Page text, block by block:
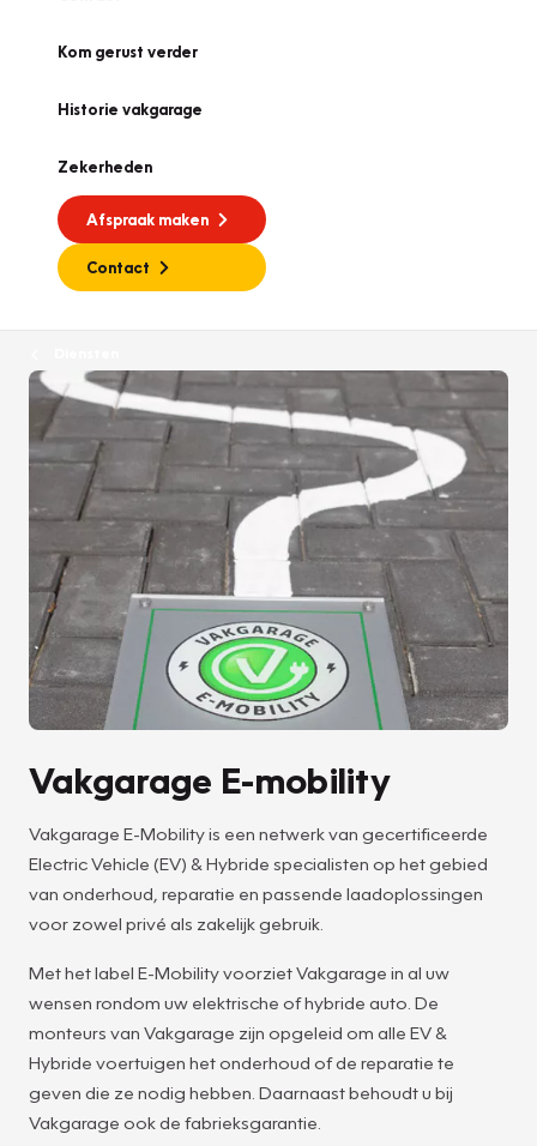
Kom gerust verder
Historie vakgarage
Zekerheden
Afspraak maken
Contact
Vakgarage E-mobility
Vakgarage E-Mobility is een netwerk van gecertificeerde
Electric Vehicle (EV) & Hybride specialisten op het gebied
van onderhoud, reparatie en passende laadoplossingen
voor zowel privé als zakelijk gebruik.
Met het label E-Mobility voorziet Vakgarage in al uw
wensen rondom uw elektrische of hybride auto. De
monteurs van Vakgarage zijn opgeleid om alle EV &
Hybride voertuigen het onderhoud of de reparatie te
geven die ze nodig hebben. Daarnaast behoudt u bij
Vakgarage ook de fabrieksgarantie.